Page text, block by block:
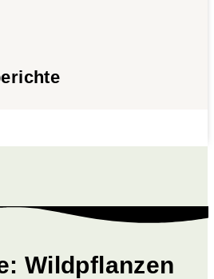
Wildpflanzen